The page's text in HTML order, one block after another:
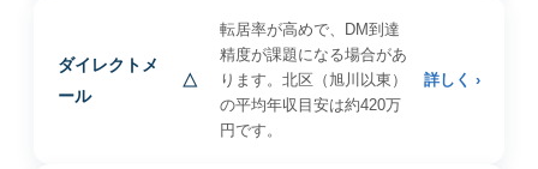
ダイレクトメ
ール
△
転居率が高めで、DM到達
精度が課題になる場合があ
ります。北区（旭川以東）
の平均年収目安は約420万
円です。
詳しく ›